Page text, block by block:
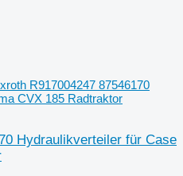
R917004247 87546170
CVX 185 Radtraktor
Hydraulikverteiler für Case